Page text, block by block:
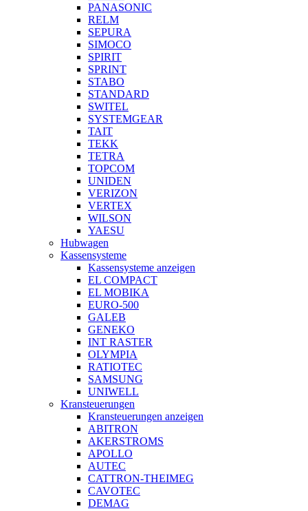
PANASONIC
RELM
SEPURA
SIMOCO
SPIRIT
SPRINT
STABO
STANDARD
SWITEL
SYSTEMGEAR
TAIT
TEKK
TETRA
TOPCOM
UNIDEN
VERIZON
VERTEX
WILSON
YAESU
Hubwagen
Kassensysteme
Kassensysteme anzeigen
EL COMPACT
EL MOBIKA
EURO-500
GALEB
GENEKO
INT RASTER
OLYMPIA
RATIOTEC
SAMSUNG
UNIWELL
Kransteuerungen
Kransteuerungen anzeigen
ABITRON
AKERSTROMS
APOLLO
AUTEC
CATTRON-THEIMEG
CAVOTEC
DEMAG